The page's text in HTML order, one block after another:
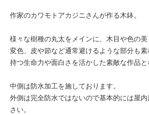
作家のカワモトアカジニさんが作る木鉢。
様々な樹種の丸太をメインに、木目や色の
変色、皮や節など通常避けるような部分も
持つ生命力や面白さを活かした素敵な作品と
中側は防水加工を施しております。
外側は完全防水ではないので基本的には屋
さい。